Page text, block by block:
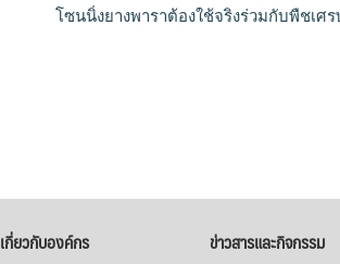
โซนนิ่งยางพาราต้องใช้จริงร่วมกับพืชเศ
เกี่ยวกับองค์กร ข่าวสารและกิจกรรม